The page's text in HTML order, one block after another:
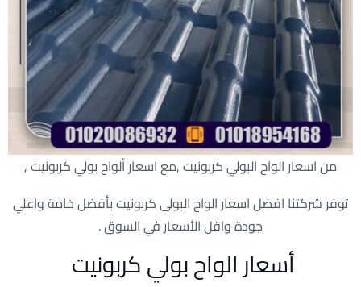
من اسعار الواح البولي كربونيت ,مع اسعار ألواح بولي كربونيت ,
توفر شركتنا افضل اسعار الواح البولى كربونيت بأفضل خامة واعلي
جودة واقل الأسعار في السوق .
أسعار الواح بولي كربونيت